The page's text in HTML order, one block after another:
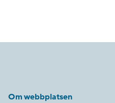
Om webbplatsen